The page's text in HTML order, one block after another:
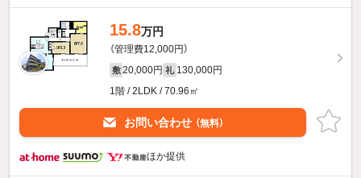
15.8万円
（管理費12,000円）
敷 20,000円 礼 130,000円
1階 / 2LDK / 70.96㎡
お問い合わせ （無料）
ほか提供